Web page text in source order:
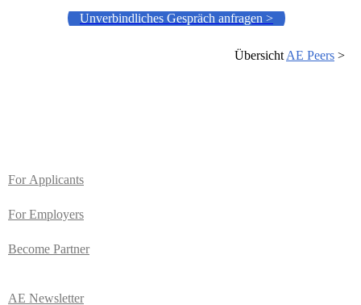
Unverbindliches Gespräch anfragen >
Übersicht AE Peers >
For Applicants
For Employers
Become Partner
AE Newsletter